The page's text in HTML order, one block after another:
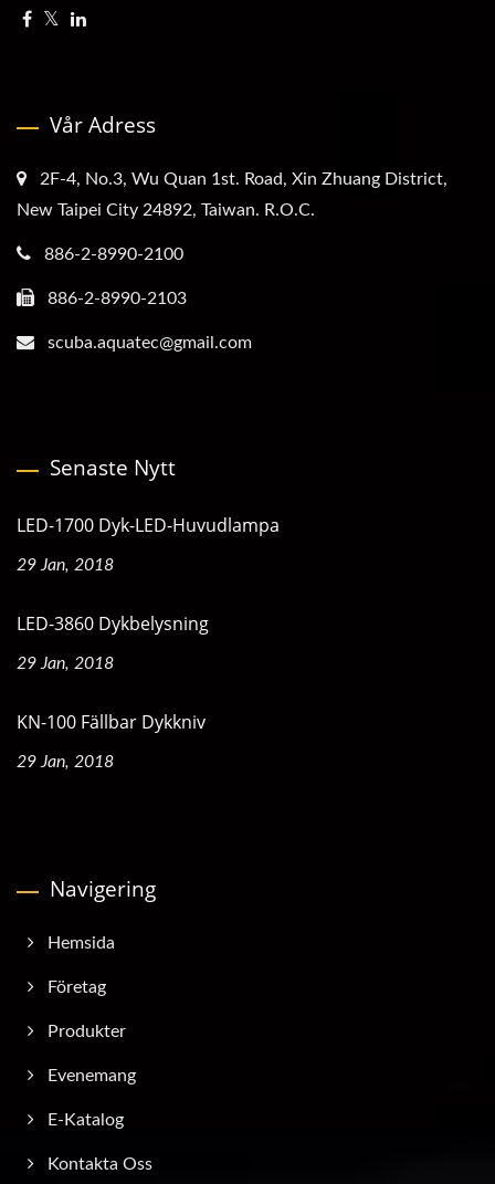
Vår Adress
2F-4, No.3, Wu Quan 1st. Road, Xin Zhuang District,
New Taipei City 24892, Taiwan. R.O.C.
886-2-8990-2100
886-2-8990-2103
scuba.aquatec@gmail.com
Senaste Nytt
LED-1700 Dyk-LED-Huvudlampa
29 Jan, 2018
LED-3860 Dykbelysning
29 Jan, 2018
KN-100 Fällbar Dykkniv
29 Jan, 2018
Navigering
Hemsida
Företag
Produkter
Evenemang
E-Katalog
Kontakta Oss